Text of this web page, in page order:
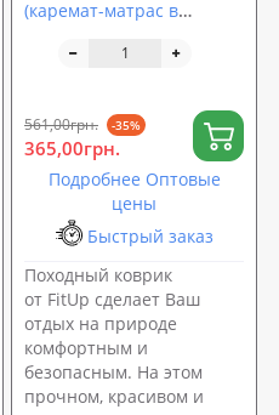
(каремат-матрас в
мешок) FitUp Поход 12мм
561,00грн. -35%
365,00грн.
Подробнее Оптовые
цены
Быстрый заказ
Походный коврик
от FitUp сделает Ваш
отдых на природе
комфортным и
безопасным. На этом
прочном, красивом и